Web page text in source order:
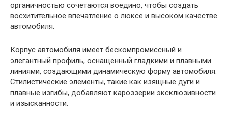
органичностью сочетаются воедино, чтобы создать
восхитительное впечатление о люксе и высоком качестве
автомобиля.
Корпус автомобиля имеет бескомпромиссный и
элегантный профиль, оснащенный гладкими и плавными
линиями, создающими динамическую форму автомобиля.
Стилистические элементы, такие как изящные дуги и
плавные изгибы, добавляют кароззерии эксклюзивности
и изысканности.